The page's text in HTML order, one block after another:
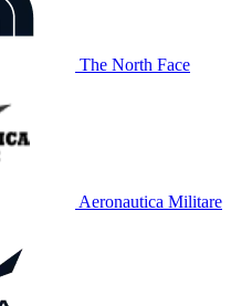
The North Face
Aeronautica Militare